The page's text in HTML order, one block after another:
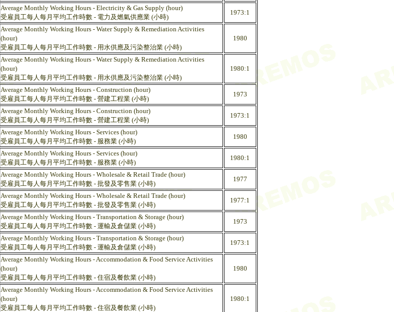
Average Monthly Working Hours - Electricity & Gas Supply (hour)
受雇員工每人每月平均工作時數 - 電力及燃氣供應業 (小時)
1973:1
Average Monthly Working Hours - Water Supply & Remediation Activities
(hour)
受雇員工每人每月平均工作時數 - 用水供應及污染整治業 (小時)
1980
Average Monthly Working Hours - Water Supply & Remediation Activities
(hour)
受雇員工每人每月平均工作時數 - 用水供應及污染整治業 (小時)
1980:1
Average Monthly Working Hours - Construction (hour)
受雇員工每人每月平均工作時數 - 營建工程業 (小時)
1973
Average Monthly Working Hours - Construction (hour)
受雇員工每人每月平均工作時數 - 營建工程業 (小時)
1973:1
Average Monthly Working Hours - Services (hour)
受雇員工每人每月平均工作時數 - 服務業 (小時)
1980
Average Monthly Working Hours - Services (hour)
受雇員工每人每月平均工作時數 - 服務業 (小時)
1980:1
Average Monthly Working Hours - Wholesale & Retail Trade (hour)
受雇員工每人每月平均工作時數 - 批發及零售業 (小時)
1977
Average Monthly Working Hours - Wholesale & Retail Trade (hour)
受雇員工每人每月平均工作時數 - 批發及零售業 (小時)
1977:1
Average Monthly Working Hours - Transportation & Storage (hour)
受雇員工每人每月平均工作時數 - 運輸及倉儲業 (小時)
1973
Average Monthly Working Hours - Transportation & Storage (hour)
受雇員工每人每月平均工作時數 - 運輸及倉儲業 (小時)
1973:1
Average Monthly Working Hours - Accommodation & Food Service Activities
(hour)
受雇員工每人每月平均工作時數 - 住宿及餐飲業 (小時)
1980
Average Monthly Working Hours - Accommodation & Food Service Activities
(hour)
受雇員工每人每月平均工作時數 - 住宿及餐飲業 (小時)
1980:1